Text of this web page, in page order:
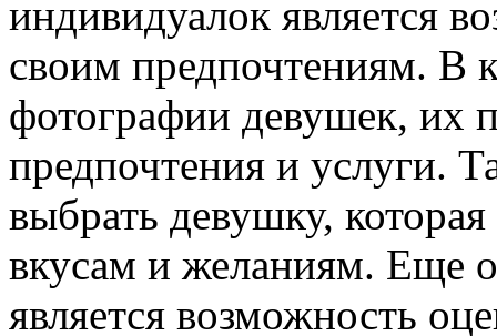
индивидуалок является
своим предпочтениям. В
фотографии девушек, их
предпочтения и услуги.
выбрать девушку,
вкусам и желаниям. Еще
является возможность